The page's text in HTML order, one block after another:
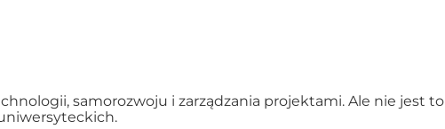
samorozwoju i zarządzania projektami. Ale nie jest to